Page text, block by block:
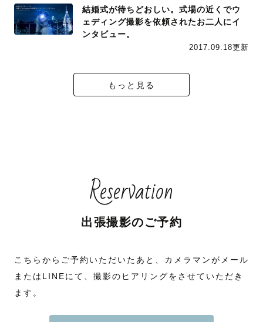
結婚式が待ちどおしい。式場の近くでウ
ェディング撮影を依頼されたお二人にイ
ンタビュー。
2017.09.18更新
もっと見る
Reservation
出張撮影のご予約
こちらからご予約いただいたあと、カメラマンがメール
またはLINEにて、撮影のヒアリングをさせていただき
ます。